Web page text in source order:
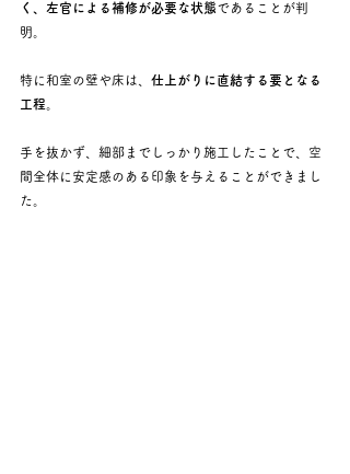
く、左官による補修が必要な状態であることが判
明。
特に和室の壁や床は、 仕上がりに直結する要となる
工程
手を抜かず、細部までしっかり施工したことで、空
間全体に安定感のある印象を与えることができまし
た。